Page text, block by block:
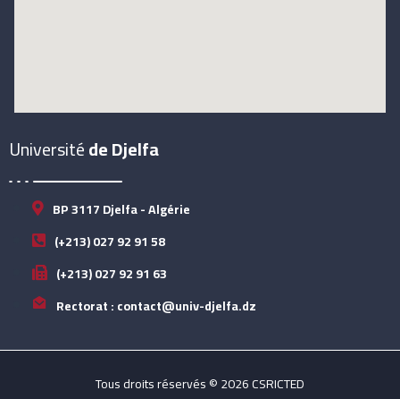
Universitéde Djelfa
BP 3117 Djelfa - Algérie
(+213) 027 92 91 58
(+213) 027 92 91 63
Rectorat : contact@univ-djelfa.dz
Tous droits réservés © 2026 CSRICTED